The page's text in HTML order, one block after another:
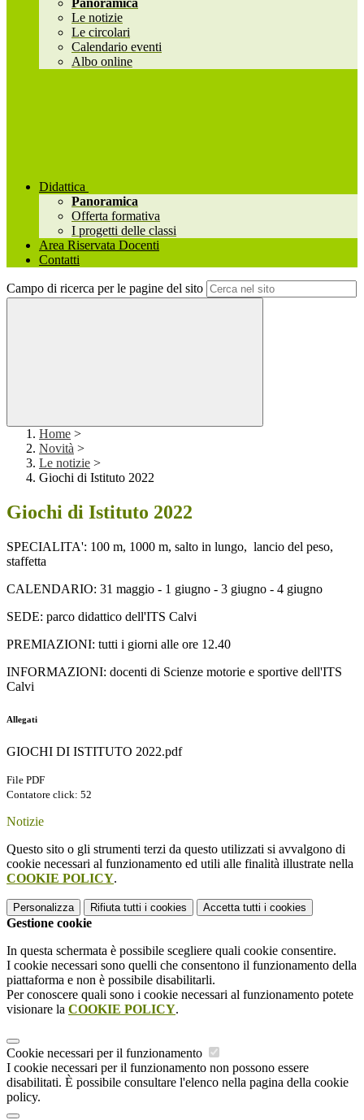
Panoramica
Le notizie
Le circolari
Calendario eventi
Albo online
Didattica
Panoramica
Offerta formativa
I progetti delle classi
Area Riservata Docenti
Contatti
Campo di ricerca per le pagine del sito
Home >
Novità >
Le notizie >
Giochi di Istituto 2022
Giochi di Istituto 2022
SPECIALITA': 100 m, 1000 m, salto in lungo, lancio del peso,
staffetta
CALENDARIO: 31 maggio - 1 giugno - 3 giugno - 4 giugno
SEDE: parco didattico dell'ITS Calvi
PREMIAZIONI: tutti i giorni alle ore 12.40
INFORMAZIONI: docenti di Scienze motorie e sportive dell'ITS
Calvi
Allegati
GIOCHI DI ISTITUTO 2022.pdf
File PDF
Contatore click: 52
Notizie
Questo sito o gli strumenti terzi da questo utilizzati si avvalgono di
cookie necessari al funzionamento ed utili alle finalità illustrate nella
COOKIE POLICY.
Personalizza Rifiuta tutti i cookies Accetta tutti i cookies
Gestione cookie
In questa schermata è possibile scegliere quali cookie consentire.
I cookie necessari sono quelli che consentono il funzionamento della
piattaforma e non è possibile disabilitarli.
Per conoscere quali sono i cookie necessari al funzionamento potete
visionare la COOKIE POLICY.
Cookie necessari per il funzionamento
I cookie necessari per il funzionamento non possono essere
disabilitati. È possibile consultare l'elenco nella pagina della cookie
policy.